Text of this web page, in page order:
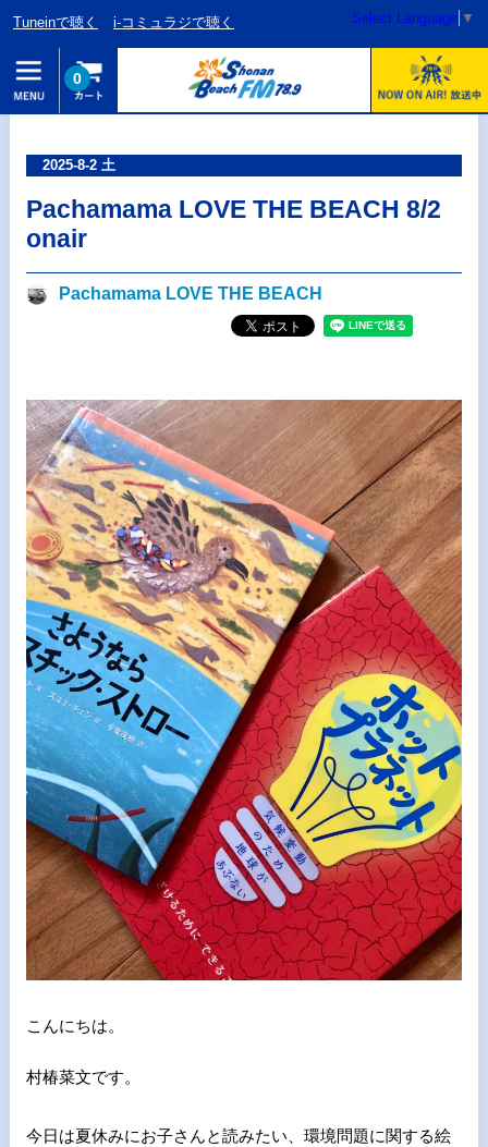
Tuneinで聴く i-コミュラジで聴く Select Language ▼
0
2025-8-2 土
Pachamama LOVE THE BEACH 8/2
onair
Pachamama LOVE THE BEACH
こんにちは。
村椿菜文です。
今日は夏休みにお子さんと読みたい、環境問題に関する絵